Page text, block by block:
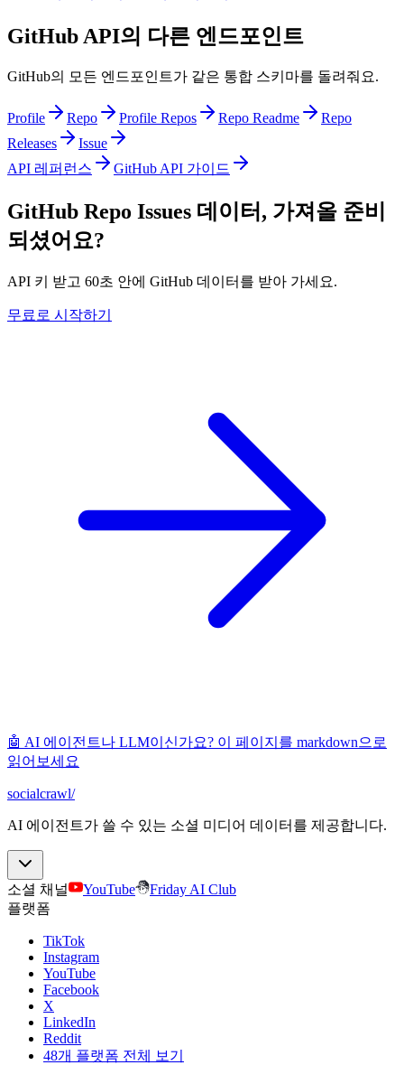
GitHub API의 다른 엔드포인트
GitHub의 모든 엔드포인트가 같은 통합 스키마를 돌려줘요.
Profile Repo Profile Repos Repo Readme
Repo
Releases
Issue
API 레퍼런스
GitHub API 가이드
GitHub Repo Issues 데이터, 가져올 준비
되셨어요?
API 키 받고 60초 안에 GitHub 데이터를 받아 가세요.
무료로 시작하기
🤖 AI 에이전트나 LLM이신가요? 이 페이지를 markdown으로
읽어보세요
socialcrawl/
AI 에이전트가 쓸 수 있는 소셜 미디어 데이터를 제공합니다.
소셜 채널 YouTube
Friday AI Club
플랫폼
TikTok
Instagram
YouTube
Facebook
X
LinkedIn
Reddit
48개 플랫폼 전체 보기